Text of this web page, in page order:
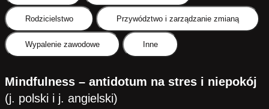
Rodzicielstwo Przywództwo i zarządzanie zmianą
Wypalenie zawodowe Inne
Mindfulness – antidotum na stres i niepokój
(j. polski i j. angielski)